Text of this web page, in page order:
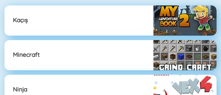
Kaçış
Minecraft
Ninja